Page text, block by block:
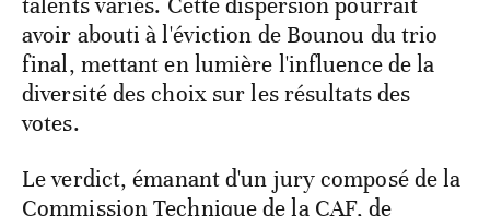
talents variés. Cette dispersion pourrait
avoir abouti à l'éviction de Bounou du trio
final, mettant en lumière l'influence de la
diversité des choix sur les résultats des
votes.
Le verdict, émanant d'un jury composé de la
Commission Technique de la CAF, de